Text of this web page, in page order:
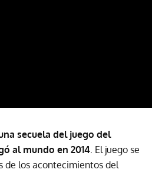
secuela del juego del
al mundo en 2014 . El juego se
de los acontecimientos del